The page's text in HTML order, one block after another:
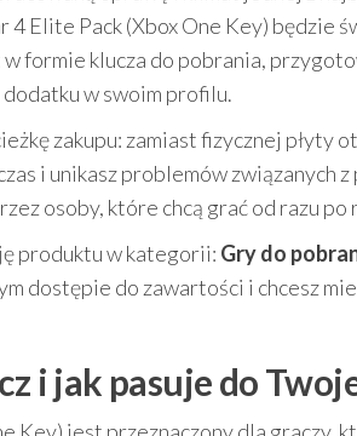
4 Elite Pack (Xbox One Key) będzie
formie klucza do pobrania,
w swoim profilu.
zakupu: zamiast fizycznej płyty
i unikasz problemów związanych
osoby, które chcą grać od razu po
produktu w kategorii: Gry do
dostępie do zawartości i chcesz
i jak pasuje do